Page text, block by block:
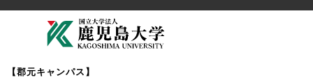
【郡元キャンパス】